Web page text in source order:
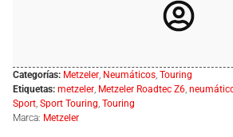
Categorías: Metzeler Neumáticos Touring
Etiquetas: metzeler Metzeler Roadtec Z6
Sport Sport Touring Touring
Marca: Metzeler